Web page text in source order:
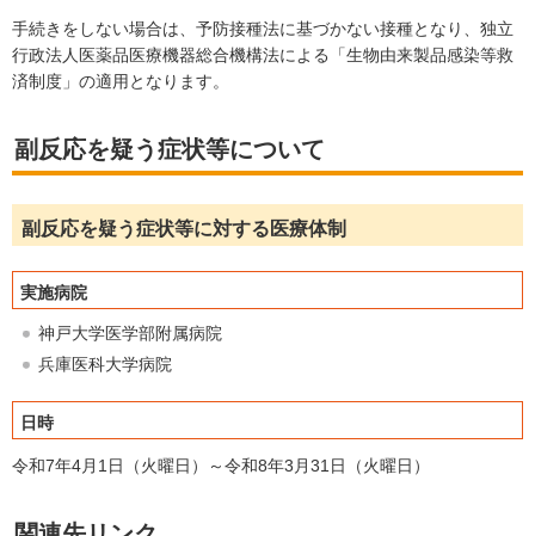
手続きをしない場合は、予防接種法に基づかない接種となり、独立
行政法人医薬品医療機器総合機構法による「生物由来製品感染等救
済制度」の適用となります。
副反応を疑う症状等について
副反応を疑う症状等に対する医療体制
実施病院
神戸大学医学部附属病院
兵庫医科大学病院
日時
令和7年4月1日（火曜日）～令和8年3月31日（火曜日）